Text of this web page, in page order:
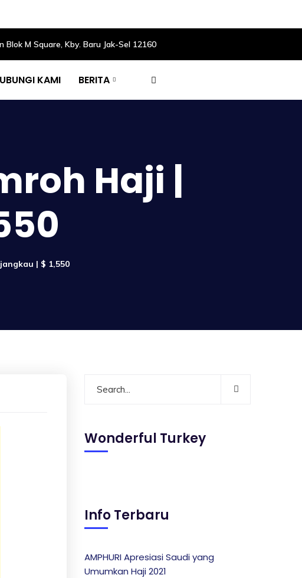
Blok M Square, Kby. Baru Jak-Sel 12160
KAMI BERITA
Haji |
| $ 1,550
Wonderful Turkey
Info Terbaru
AMPHURI Apresiasi Saudi yang
Umumkan Haji 2021